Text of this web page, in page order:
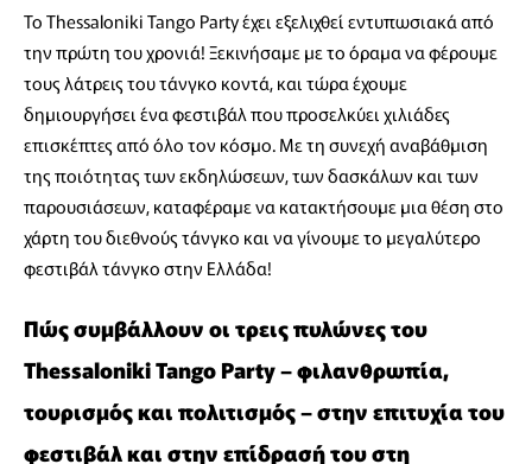
Το Thessaloniki Tango Party έχει εξελιχθεί εντυπωσιακά από
την πρώτη του χρονιά! Ξεκινήσαμε με το όραμα να φέρουμε
τους λάτρεις του τάνγκο κοντά, και τώρα έχουμε
δημιουργήσει ένα φεστιβάλ που προσελκύει χιλιάδες
επισκέπτες από όλο τον κόσμο. Με τη συνεχή αναβάθμιση
της ποιότητας των εκδηλώσεων, των δασκάλων και των
παρουσιάσεων, καταφέραμε να κατακτήσουμε μια θέση στο
χάρτη του διεθνούς τάνγκο και να γίνουμε το μεγαλύτερο
φεστιβάλ τάνγκο στην Ελλάδα!
Πώς συμβάλλουν οι τρεις πυλώνες του
Thessaloniki Tango Party – φιλανθρωπία,
τουρισμός και πολιτισμός – στην επιτυχία του
φεστιβάλ και στην επίδρασή του στη